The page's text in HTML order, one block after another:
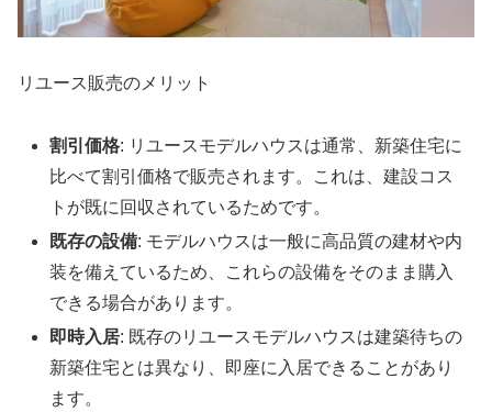
リユース販売のメリット
割引価格: リユースモデルハウスは通常、新築住宅に
比べて割引価格で販売されます。これは、建設コス
トが既に回収されているためです。
既存の設備: モデルハウスは一般に高品質の建材や内
装を備えているため、これらの設備をそのまま購入
できる場合があります。
即時入居: 既存のリユースモデルハウスは建築待ちの
新築住宅とは異なり、即座に入居できることがあり
ます。